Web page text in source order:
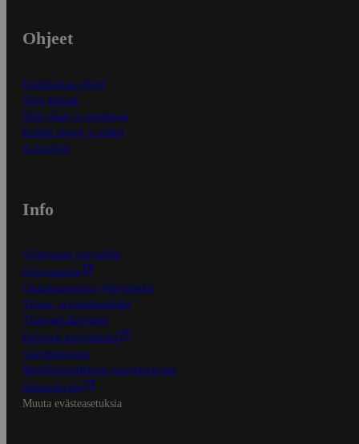
Ohjeet
Ensitilaajan ohjeet
Näin maksat
Näin tilaat ja muokkaat
Kaikki ohjeet ja vinkit
In English
Info
S-Business yrityksille
Oiva-raportit
Osuuskauppojen yhteystiedot
Tilaus- ja toimitusehdot
Tietosuojakäytäntö
Palvelun käyttöehdot
Saavutettavuus
Mobiilisovelluksen saavutettavuus
Mainostajalle
Muuta evästeasetuksia